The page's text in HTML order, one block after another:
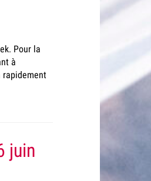
Pour la
à
rapidement
juin